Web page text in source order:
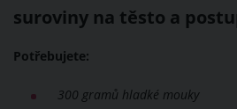
suroviny na těsto a
Potřebujete:
300 gramů hladké mouky